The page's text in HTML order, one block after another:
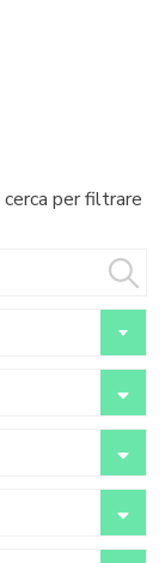
per filtrare